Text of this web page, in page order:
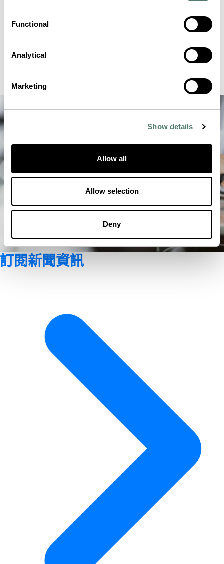
Functional
Analytical
Marketing
Show details
Allow all
Allow selection
Deny
訂閱新聞資訊